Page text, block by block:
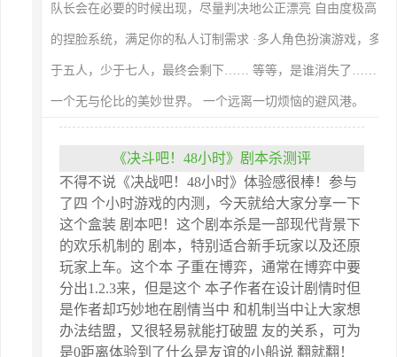
队长会在必要的时候出现，尽量判决地公正漂亮 自由度极高
的捏脸系统，满足你的私人订制需求 ·多人角色扮演游戏，多
于五人，少于七人，最终会剩下…… 等等，是谁消失了……
一个无与伦比的美妙世界。 一个远离一切烦恼的避风港。
《决斗吧！48小时》剧本杀测评
不得不说《决战吧！48小时》体验感很棒！参与
了四 个小时游戏的内测，今天就给大家分享一下
这个盒装 剧本吧！这个剧本杀是一部现代背景下
的欢乐机制的 剧本，特别适合新手玩家以及还原
玩家上车。这个本 子重在博弈，通常在博弈中要
分出1.2.3来，但是这个 本子作者在设计剧情时但
是作者却巧妙地在剧情当中 和机制当中让大家想
办法结盟，又很轻易就能打破盟 友的关系，可为
是0距离体验到了什么是友谊的小船说 翻就翻！